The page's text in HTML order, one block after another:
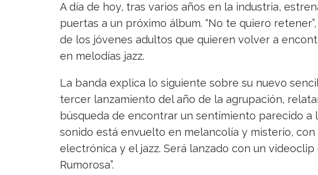
A día de hoy, tras varios años en la industria,
puertas a un próximo álbum. “No te quiero
de los jóvenes adultos que quieren volver a
en melodías jazz.
La banda explica lo siguiente sobre su nuevo
tercer lanzamiento del año de la agrupación,
búsqueda de encontrar un sentimiento parecido a
sonido está envuelto en melancolía y misterio,
electrónica y el jazz. Será lanzado con un
Rumorosa”.